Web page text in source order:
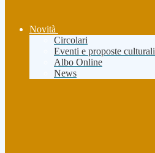
Novità
Circolari
Eventi e proposte culturali
Albo Online
News